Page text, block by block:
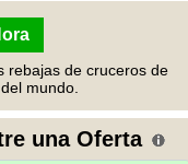
rebajas de cruceros de
mundo.
una Oferta